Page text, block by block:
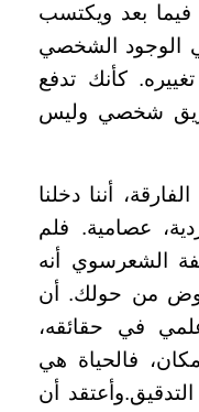
فيما بعد ويكتسب
الوجود الشخصي
كأنك تدفع
شخصي وليس
أننا دخلنا
عصامية. فلم
الشعرسوي أنه
من حولك. أن
في حقائقه،
فالحياة هي
أن